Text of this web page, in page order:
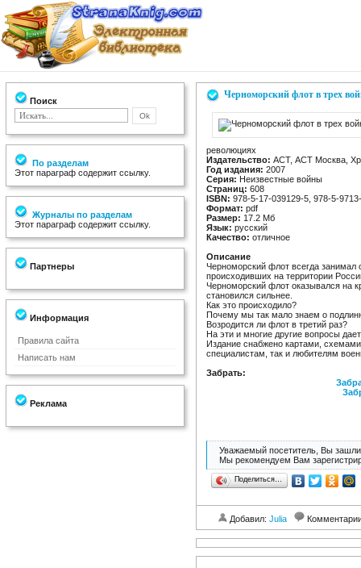
Поиск
По разделам
Этот параграф содержит ссылку.
Журналы по разделам
Этот параграф содержит ссылку.
Партнеры
Информация
Правила сайта
Написать нам
Реклама
Черноморский флот в трех
революциях
Издательство: АСТ, АСТ Москва,
Год издания: 2007
Серия: Неизвестные войны
Страниц: 608
ISBN: 978-5-17-039129-5, 978-5-
Формат: pdf
Размер: 17.2 Мб
Язык: русский
Качество: отличное
Описание
Черноморский флот всегда занимал
происходивших на территории
Черноморский флот оказывался на
становился сильнее.
Как это происходило?
Почему мы так мало знаем о
Возродится ли флот в третий раз?
На эти и многие другие вопросы
Издание снабжено картами,
специалистам, так и любителям
Забрать:
Уважаемый посетитель, Вы зашли
Мы рекомендуем Вам
Поделиться…
Добавил: Julia